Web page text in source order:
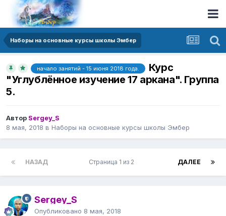
Наборы на основные курсы школы Эмбер
начало занятий - 15 июня 2018 года.
Курс
"Углублённое изучение 17 аркана". Группа
5.
Автор Sergey_S
8 мая, 2018 в Наборы на основные курсы школы Эмбер
НАЗАД ДАЛЕЕ
Страница 1 из 2
Sergey_S
Опубликовано 8 мая, 2018